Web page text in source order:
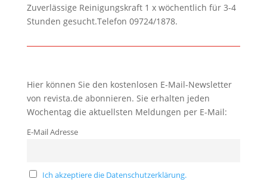
Zuverlässige Reinigungskraft 1 x wöchentlich für 3-4
Stunden gesucht.Telefon 09724/1878.
Hier können Sie den kostenlosen E-Mail-Newsletter
von revista.de abonnieren. Sie erhalten jeden
Wochentag die aktuellsten Meldungen per E-Mail:
E-Mail Adresse
Ich akzeptiere die Datenschutzerklärung.